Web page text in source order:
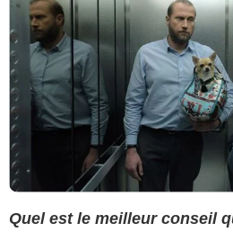
Quel est le meilleur conseil